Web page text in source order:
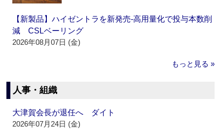
【新製品】ハイゼントラを新発売‐高用量化で投与本数削
減 CSLベーリング
2026年08月07日 (金)
もっと見る »
人事・組織
大津賀会長が退任へ ダイト
2026年07月24日 (金)